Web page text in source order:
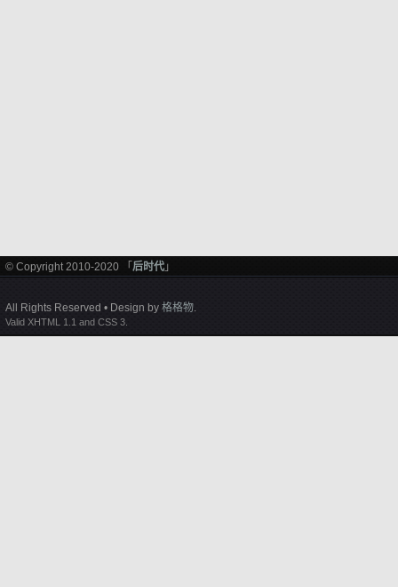
© Copyright 2010-2020 「 后时代 」
All Rights Reserved • Design by 格格物.
Valid XHTML 1.1 and CSS 3.